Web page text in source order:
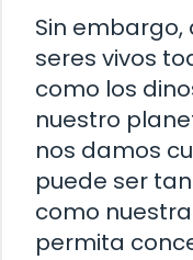
Sin
seres vivos
como los
nuestro
nos damos
puede ser
como
permita